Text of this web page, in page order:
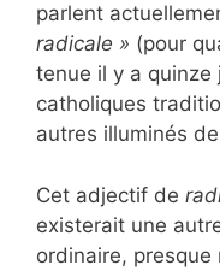
parlent
radicale » (pour
tenue il y a quinze
catholiques
autres illuminés
Cet adjectif de
existerait une
ordinaire, presque